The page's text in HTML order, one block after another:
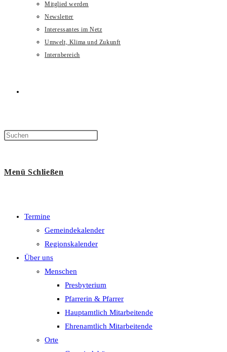
Mitglied werden
Newsletter
Interessantes im Netz
Umwelt, Klima und Zukunft
Internbereich
umschalten
Menü Schließen
Termine
Gemeindekalender
Regionskalender
Über uns
Menschen
Presbyterium
Pfarrerin & Pfarrer
Hauptamtlich Mitarbeitende
Ehrenamtlich Mitarbeitende
Orte